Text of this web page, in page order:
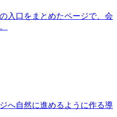
入口をまとめたページで、会
へ自然に進めるように作る導